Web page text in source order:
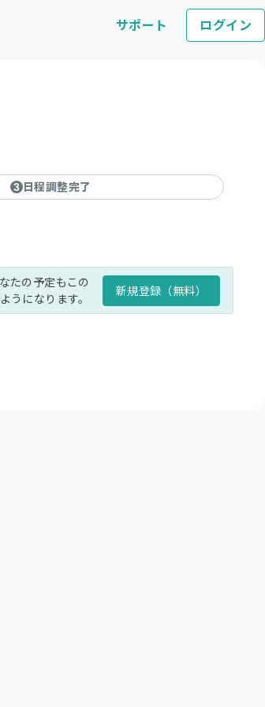
サポート ログイン
3 日程調整完了
たの予定もこの
うになります。
新規登録（無料）